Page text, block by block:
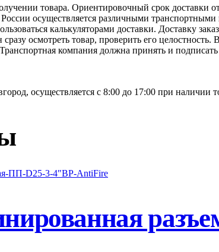
товара. Ориентировочный срок
осуществляется различными
калькуляторами доставки. Доставку
осмотреть товар, проверить его
компания должна принять и
осуществляется с 8:00 до 17:00 при наличии